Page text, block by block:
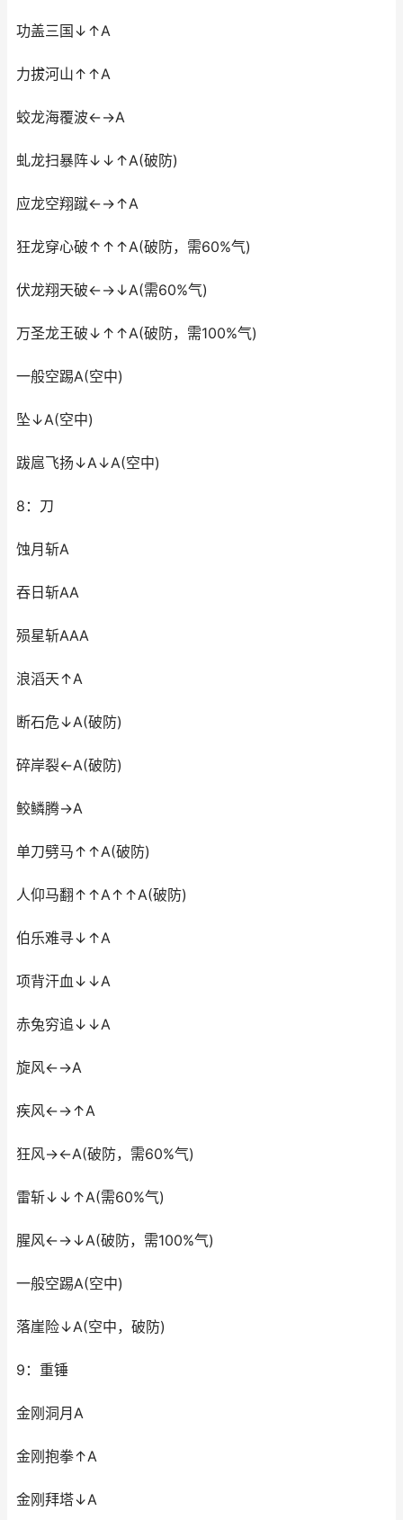
功盖三国↓↑A
力拔河山↑↑A
蛟龙海覆波←→A
虬龙扫暴阵↓↓↑A(破防)
应龙空翔蹴←→↑A
狂龙穿心破↑↑↑A(破防，需60%气)
伏龙翔天破←→↓A(需60%气)
万圣龙王破↓↑↑A(破防，需100%气)
一般空踢A(空中)
坠↓A(空中)
跋扈飞扬↓A↓A(空中)
8：刀
蚀月斩A
吞日斩AA
殒星斩AAA
浪滔天↑A
断石危↓A(破防)
碎岸裂←A(破防)
鲛鳞腾→A
单刀劈马↑↑A(破防)
人仰马翻↑↑A↑↑A(破防)
伯乐难寻↓↑A
项背汗血↓↓A
赤兔穷追↓↓A
旋风←→A
疾风←→↑A
狂风→←A(破防，需60%气)
雷斩↓↓↑A(需60%气)
腥风←→↓A(破防，需100%气)
一般空踢A(空中)
落崖险↓A(空中，破防)
9：重锤
金刚洞月A
金刚抱拳↑A
金刚拜塔↓A